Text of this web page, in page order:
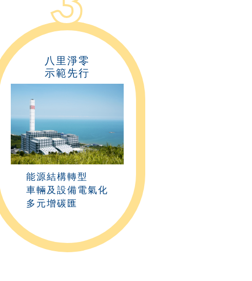
八里淨零
示範先行
能源結構轉型
車輛及設備電氣化
多元增碳匯